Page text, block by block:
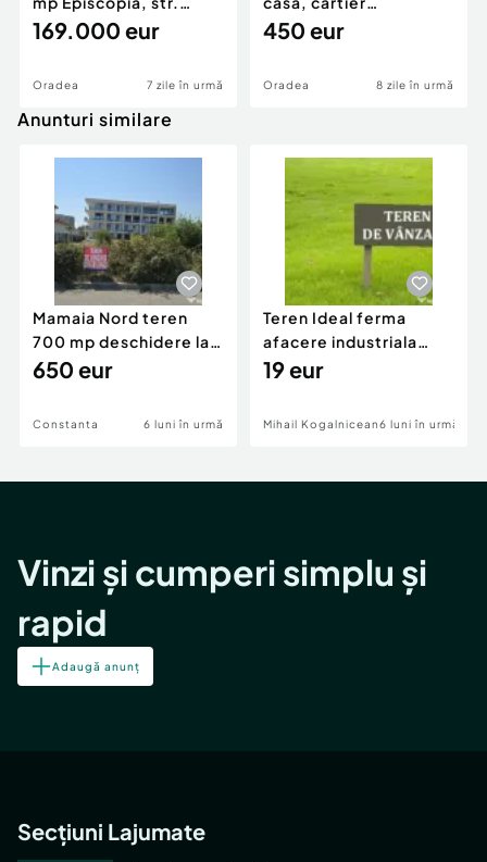
Id intern: P1181
Comision cumpărător:
Avicenna
169.000 eur
Oradea 7 zile în urmă
Grigorescu
450 eur
Oradea 8 zile în urmă
Anunturi similare
Mamaia Nord teren
700 mp deschidere la
D24 si D25
650 eur
Constanta 6 luni în urmă
Teren Ideal ferma
afacere industriala
deschidere 71 ml la
19 eur
Mihail Kogalniceanu6 luni în urmă
Vinzi și cumperi simplu și
rapid
Adaugă anunț
Secțiuni Lajumate